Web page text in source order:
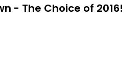
- The Choice of 2016!